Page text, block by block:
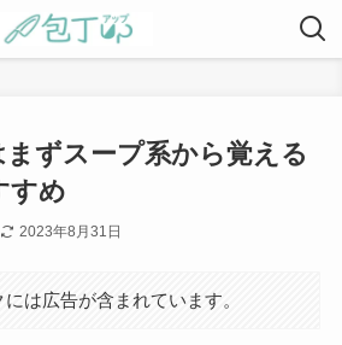
まずスープ系から覚える
すめ
2023年8月31日
は広告が含まれています。